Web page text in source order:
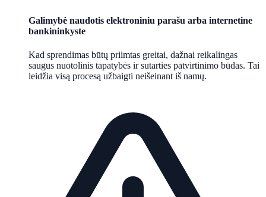
Galimybė naudotis elektroniniu parašu arba internetine
bankininkyste
Kad sprendimas būtų priimtas greitai, dažnai reikalingas
saugus nuotolinis tapatybės ir sutarties patvirtinimo būdas. Tai
leidžia visą procesą užbaigti neišeinant iš namų.